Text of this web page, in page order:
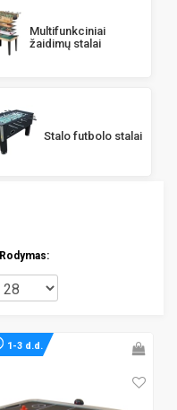
Multifunkciniai
žaidimų stalai
Stalo futbolo stalai
Rodymas:
1-3 d.d.